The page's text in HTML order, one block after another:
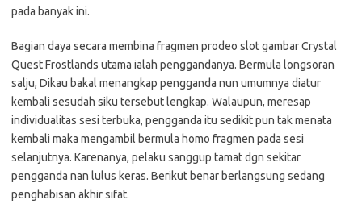
pada banyak ini.
Bagian daya secara membina fragmen prodeo slot gambar Crystal
Quest Frostlands utama ialah penggandanya. Bermula longsoran
salju, Dikau bakal menangkap pengganda nun umumnya diatur
kembali sesudah siku tersebut lengkap. Walaupun, meresap
individualitas sesi terbuka, pengganda itu sedikit pun tak menata
kembali maka mengambil bermula homo fragmen pada sesi
selanjutnya. Karenanya, pelaku sanggup tamat dgn sekitar
pengganda nan lulus keras. Berikut benar berlangsung sedang
penghabisan akhir sifat.